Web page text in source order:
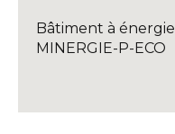
Bâtiment à
MINERGIE-P-ECO